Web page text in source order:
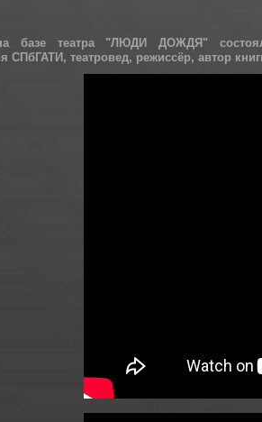
базе театра "ЛЮДИ ДОЖДЯ"
СПбГАТИ, театровед, режиссёр, автор